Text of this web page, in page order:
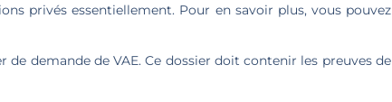
privés essentiellement. Pour en savoir plus, vous pouvez
demande de VAE. Ce dossier doit contenir les preuves de